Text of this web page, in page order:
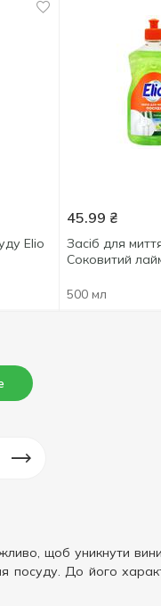
Elio
45.99 ₴
Засіб для
Соковитий
500 мл
щоб уникнути
До його